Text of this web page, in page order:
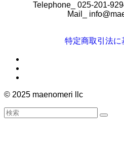
Telephone_ 025-201-
Mail_
特定商取引法に
© 2025 maenomeri llc